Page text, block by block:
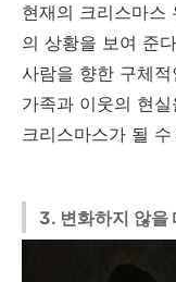
현재의 크리스마스
의 상황을 보여 준
사람을 향한 구체
가족과 이웃의 현
크리스마스가 될
3. 변화하지 않을